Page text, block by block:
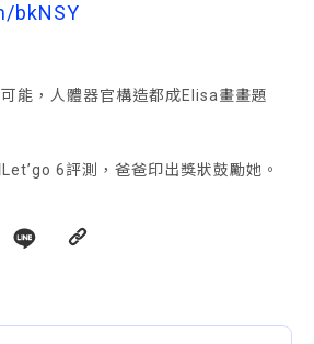
bkNSY
能，人體器官構造都成Elisa畫畫題
6評測，爸爸印出獎狀鼓勵她。